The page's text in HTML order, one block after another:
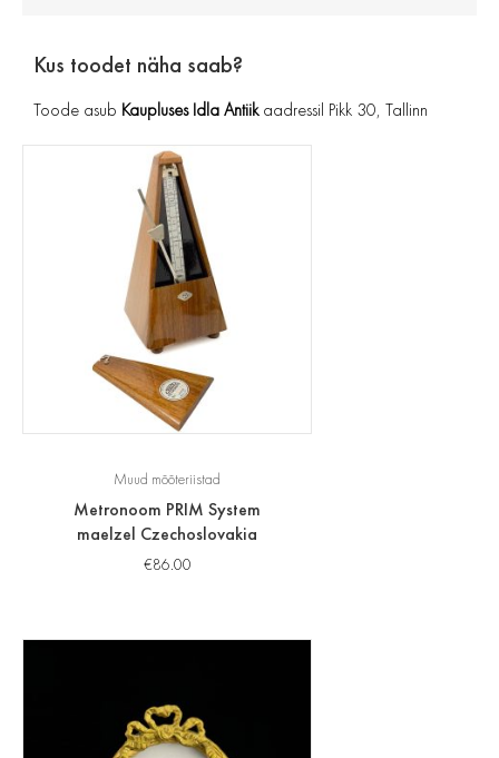
Kus toodet näha saab?
Toode asub Kaupluses Idla Antiikaadressil Pikk 30, Tallinn
Muud mõõteriistad
Metronoom PRIM System
maelzel Czechoslovakia
€86.00